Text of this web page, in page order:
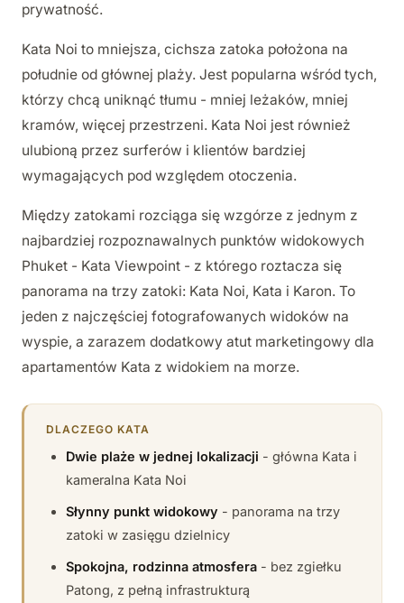
prywatność.
Kata Noi to mniejsza, cichsza zatoka położona na
południe od głównej plaży. Jest popularna wśród tych,
którzy chcą uniknąć tłumu - mniej leżaków, mniej
kramów, więcej przestrzeni. Kata Noi jest również
ulubioną przez surferów i klientów bardziej
wymagających pod względem otoczenia.
Między zatokami rozciąga się wzgórze z jednym z
najbardziej rozpoznawalnych punktów widokowych
Phuket - Kata Viewpoint - z którego roztacza się
panorama na trzy zatoki: Kata Noi, Kata i Karon. To
jeden z najczęściej fotografowanych widoków na
wyspie, a zarazem dodatkowy atut marketingowy dla
apartamentów Kata z widokiem na morze.
DLACZEGO KATA
Dwie plaże w jednej lokalizacji - główna Kata i
kameralna Kata Noi
Słynny punkt widokowy - panorama na trzy
zatoki w zasięgu dzielnicy
Spokojna, rodzinna atmosfera - bez zgiełku
Patong, z pełną infrastrukturą